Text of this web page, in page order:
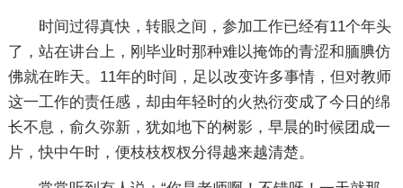
时间过得真快，转眼之间，参加工作已经有11个年头
了，站在讲台上，刚毕业时那种难以掩饰的青涩和腼腆仿
佛就在昨天。11年的时间，足以改变许多事情，但对教师
这一工作的责任感，却由年轻时的火热衍变成了今日的绵
长不息，俞久弥新，犹如地下的树影，早晨的时候团成一
片，快中午时，便枝枝杈杈分得越来越清楚。